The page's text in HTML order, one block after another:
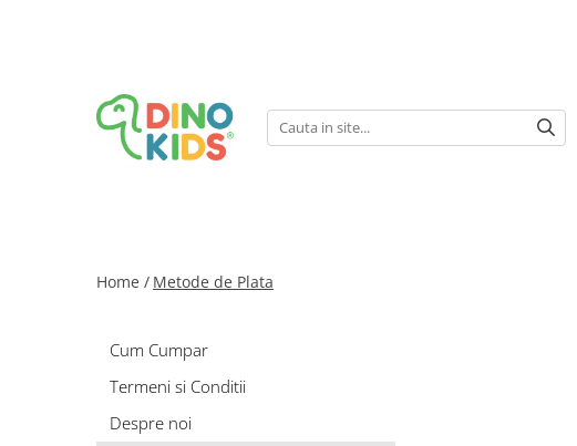
Politica de Retur
Home / Metode de Plata
Cum Cumpar
Termeni si Conditii
Despre noi